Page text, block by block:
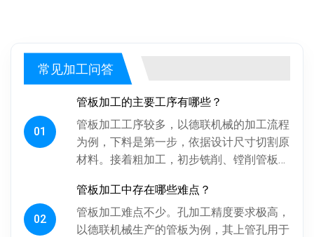
常见加工问答
01
管板加工的主要工序有哪些？
管板加工工序较多，以德联机械的加工流程
为例，下料是第一步，依据设计尺寸切割原
材料。接着粗加工，初步铣削、镗削管板各
关键，通过射线、超声波探伤检...
02
管板加工中存在哪些难点？
管板加工难点不少。孔加工精度要求极高，
以德联机械生产的管板为例，其上管孔用于